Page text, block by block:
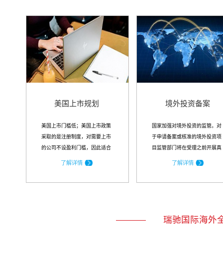
美国上市规划
美国上市门槛低；美国上市政策
采取的是注册制度，对需要上市
的公司不设盈利门槛，因此适合
了解详情
境外投资备案
国家加强对境外投资的监管。对
于申请备案或核准的境外投资项
目监管部门将在受理之前开展真
了解详情
瑞驰国际海外